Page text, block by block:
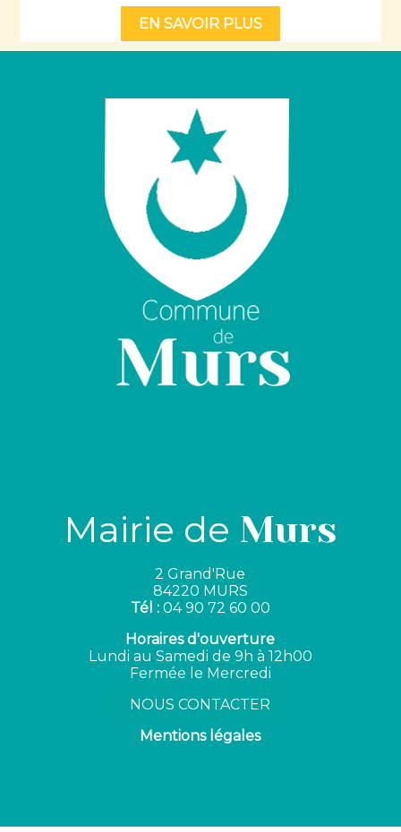
EN SAVOIR PLUS
Mairie de Murs
2 Grand'Rue
84220 MURS
Tél :04 90 72 60 00
Horaires d'ouverture
Lundi au Samedi de 9h à 12h00
Fermée le Mercredi
NOUS CONTACTER
Mentions légales